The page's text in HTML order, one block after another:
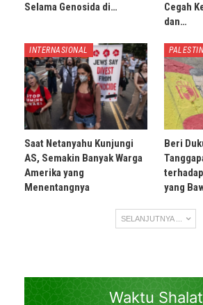
Selama Genosida di…
Cegah
dan…
INTERNASIONAL
Saat Netanyahu Kunjungi
AS, Semakin Banyak Warga
Amerika yang
Menentangnya
Beri
yang
SELANJUTNYA ...